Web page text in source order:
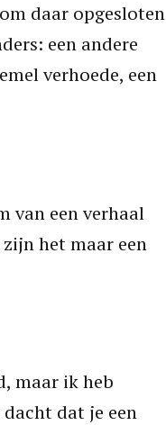
daar opgesloten
een andere
verhoede, een
van een verhaal
het maar een
maar ik heb
dat je een